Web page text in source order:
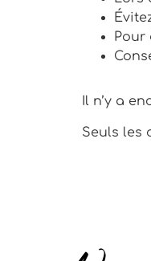
Pour
Il n’y a
Seuls les